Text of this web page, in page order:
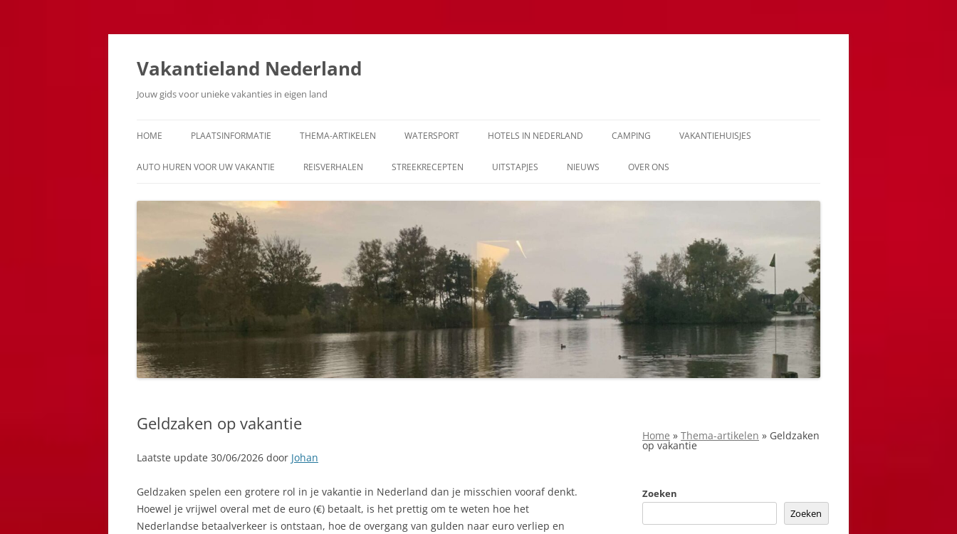
Ga
inhoud
Vakantieland Nederland
Jouw gids voor unieke vakanties in eigen land
HOME PLAATSINFORMATIE THEMA-ARTIKELEN WATERSPORT HOTELS IN NEDERLAND CAMPING VAKANTIEHUISJES
AUTO HUREN VOOR UW VAKANTIE REISVERHALEN STREEKRECEPTEN UITSTAPJES NIEUWS OVER ONS
Geldzaken op vakantie
Laatste update 30/06/2026 door Johan
Geldzaken spelen een grotere rol in je vakantie in Nederland dan je misschien vooraf denkt.
Hoewel je vrijwel overal met de euro (€) betaalt, is het prettig om te weten hoe het
Nederlandse betaalverkeer is ontstaan, hoe de overgang van gulden naar euro verliep en
Home » Thema-artikelen » Geldzaken
op vakantie
Zoeken
Zoeken